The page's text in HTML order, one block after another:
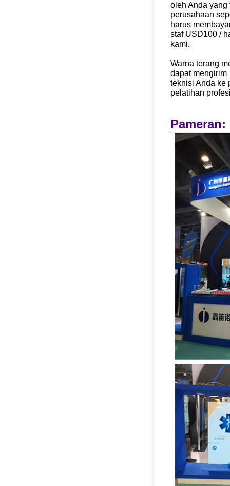
oleh Anda yang
perusahaan
harus
staf USD100 /
kami.
Warna terang
dapat mengirim
teknisi Anda ke
pelatihan
Pameran: